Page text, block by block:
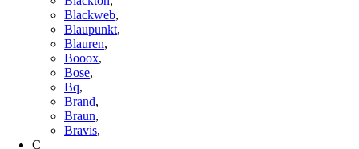
Blackweb,
Blaupunkt,
Blauren,
Booox,
Bose,
Bq,
Brand,
Braun,
Bravis,
C